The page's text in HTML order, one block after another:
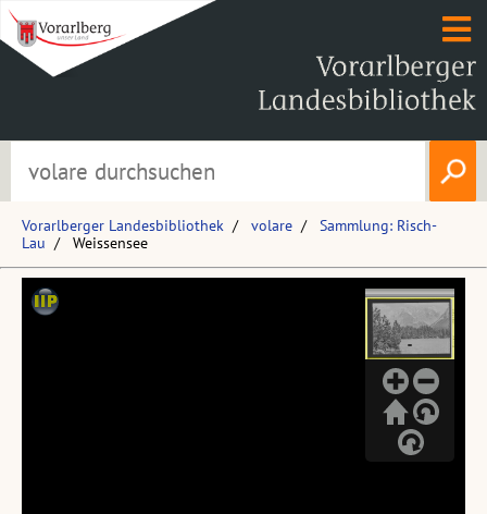
Vorarlberger Landesbibliothek volare
Sammlung: Risch-
Lau
Weissensee